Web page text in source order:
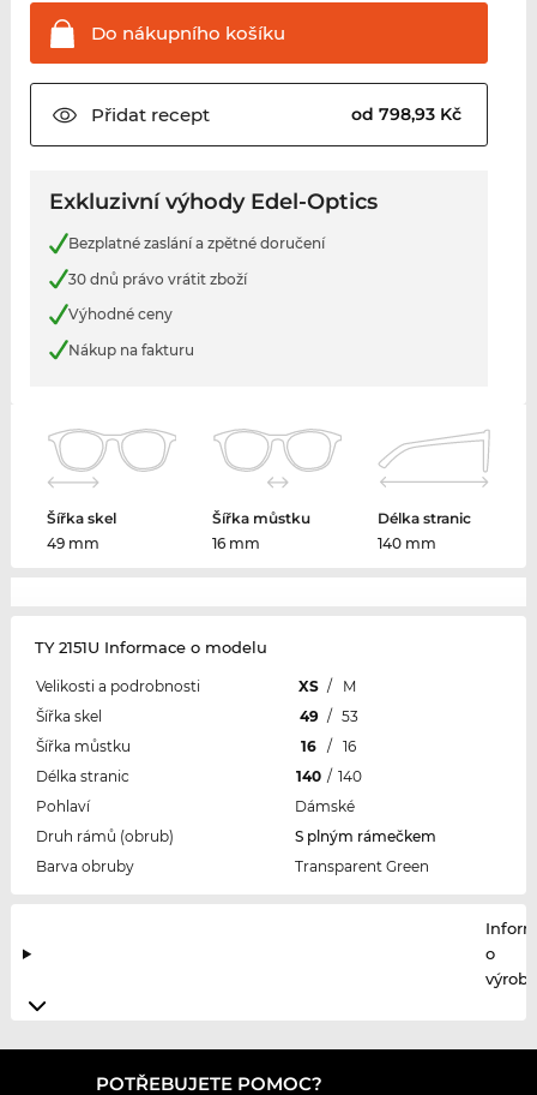
Do nákupního košíku
Přidatrecept od 798,93 Kč
Exkluzivní výhody Edel-Optics
Bezplatné zaslání a zpětné doručení
30 dnů právo vrátit zboží
Výhodné ceny
Nákup na fakturu
Šířka skel
49 mm
Šířka můstku
16 mm
Délka stranic
140 mm
TY 2151U Informace o modelu
Velikosti a podrobnosti XS /
M
Šířka skel
49 / 53
Šířka můstku
16 /
16
Délka stranic
140 / 140
Pohlaví
Dámské
Druh rámů (obrub)
S plným rámečkem
Barva obruby
Transparent Green
o
POTŘEBUJETE POMOC?